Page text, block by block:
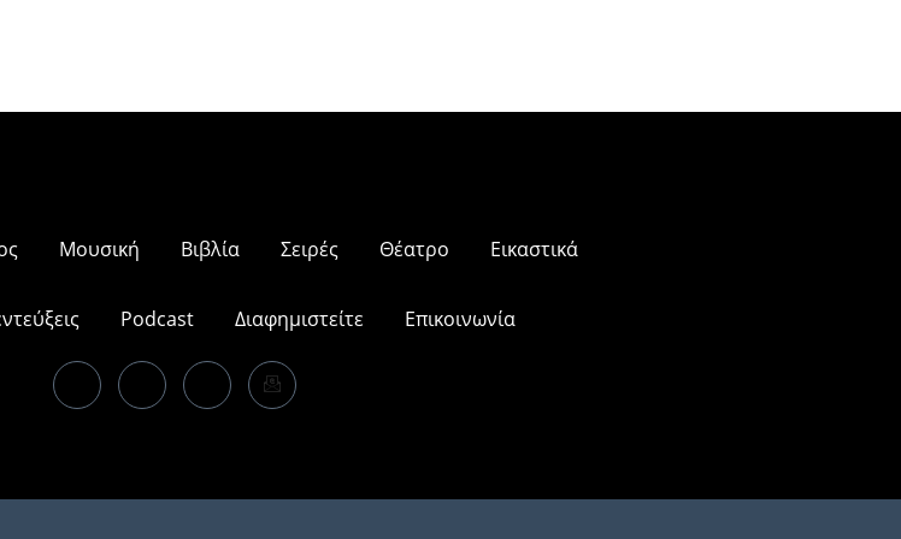
Μουσική Βιβλία Σειρές Θέατρο Εικαστικά
Podcast Διαφημιστείτε Επικοινωνία